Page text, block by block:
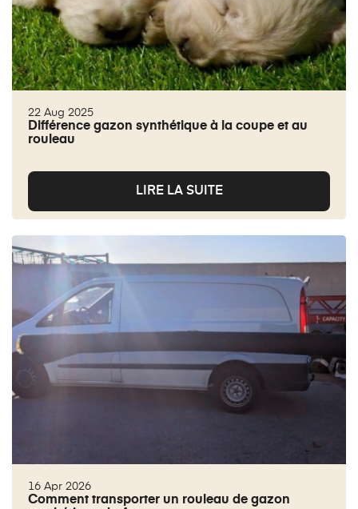
22 Aug 2025
Différence gazon synthétique à la coupe et au
rouleau
LIRE LA SUITE
16 Apr 2026
Comment transporter un rouleau de gazon